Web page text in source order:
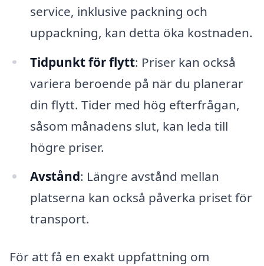
service, inklusive packning och
uppackning, kan detta öka kostnaden.
Tidpunkt för flytt: Priser kan också
variera beroende på när du planerar
din flytt. Tider med hög efterfrågan,
såsom månadens slut, kan leda till
högre priser.
Avstånd: Längre avstånd mellan
platserna kan också påverka priset för
transport.
För att få en exakt uppfattning om